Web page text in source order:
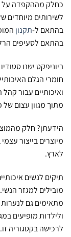
כחלק מההקפדה על
לשירותים מיוחדים
בהתאם ל-תקנון
בהתאם לסעיפים
חומרי הגלם
ואיכותיים עבור
מתוך מגוון עצום של
הידעתן? חלק
מיוצרים בייצור
לארץ.
תיקים לנשים
מובילים למגזר
מתאימים גם לנערות
ולילדות מופיעים
לרכישה בקטגוריה זו.